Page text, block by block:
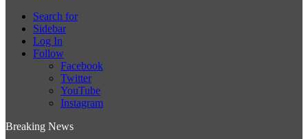
Search for
Sidebar
Log In
Follow
Facebook
Twitter
YouTube
Instagram
Breaking News